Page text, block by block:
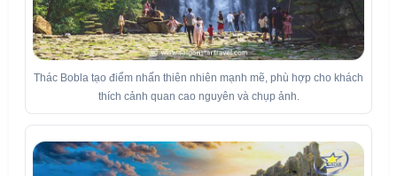
Thác Bobla tạo điểm nhấn thiên nhiên mạnh mẽ, phù hợp cho khách
thích cảnh quan cao nguyên và chụp ảnh.